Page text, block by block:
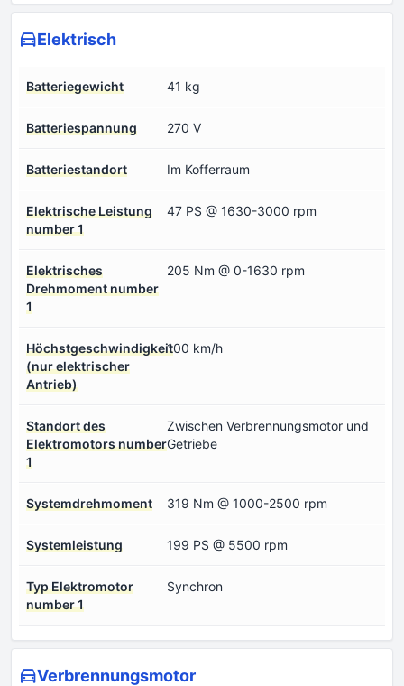
Elektrisch
Batteriegewicht 41 kg
Batteriespannung 270 V
Batteriestandort Im Kofferraum
Elektrische Leistung
number 1
47 PS @ 1630-3000 rpm
Elektrisches
Drehmoment number
1
205 Nm @ 0-1630 rpm
Höchstgeschwindigkeit
(nur elektrischer
Antrieb)
100 km/h
Standort des
Elektromotors number
1
Zwischen Verbrennungsmotor und
Getriebe
Systemdrehmoment 319 Nm @ 1000-2500 rpm
Systemleistung 199 PS @ 5500 rpm
Typ Elektromotor
number 1
Synchron
Verbrennungsmotor